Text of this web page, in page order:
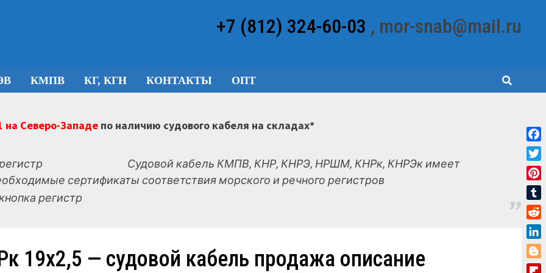
+7 (812) 324-60-03 , mor-snab@mail.ru
КМПВ КГ, КГН КОНТАКТЫ ОПТ
Северо-Западепо наличию судового кабеля на складах*
Судовой кабель КМПВ, КНР, КНРЭ, НРШМ, КНРк, КНРЭк имеет
сертификаты соответствия морского и речного регистров
19х2,5 — судовой кабель продажа описание